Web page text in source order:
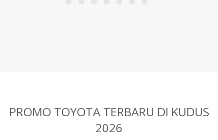
PROMO TOYOTA TERBARU DI KUDUS
2026